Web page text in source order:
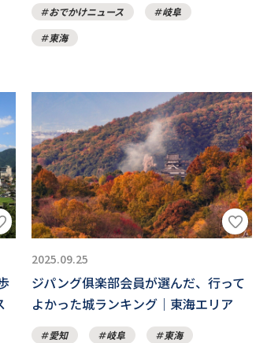
おでかけニュース
岐阜
東海
2025.09.25
ジパング俱楽部会員が選んだ、行って
よかった城ランキング｜東海エリア
愛知 岐阜 東海